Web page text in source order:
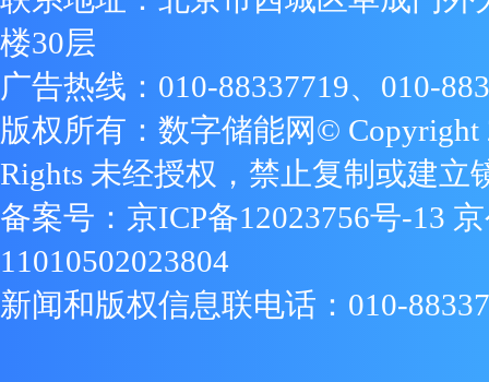
楼30层
广告热线：010-88337719、010-
版权所有：数字储能网© Copyright
Rights 未经授权，禁止复制或建立
备案号： 京ICP备12023756号-13
11010502023804
新闻和版权信息联电话：010-